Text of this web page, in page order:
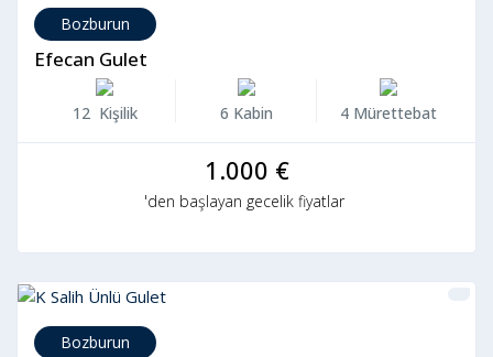
Bozburun
Efecan Gulet
12 Kişilik 6 Kabin 4 Mürettebat
1.000 €
'den başlayan gecelik fiyatlar
Bozburun